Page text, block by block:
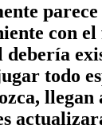
parece
con el
todo
llegan